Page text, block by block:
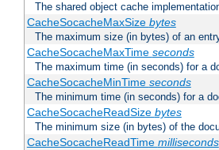
The shared object cache
CacheSocacheMaxSize bytes
The maximum size (in bytes) of an
CacheSocacheMaxTime seconds
The maximum time (in seconds) for a
CacheSocacheMinTime seconds
The minimum time (in seconds) for a
CacheSocacheReadSize bytes
The minimum size (in bytes) of the
CacheSocacheReadTime milliseconds